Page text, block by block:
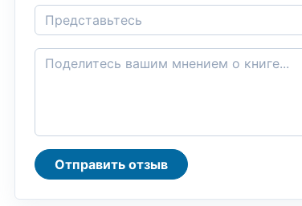
Отправить отзыв